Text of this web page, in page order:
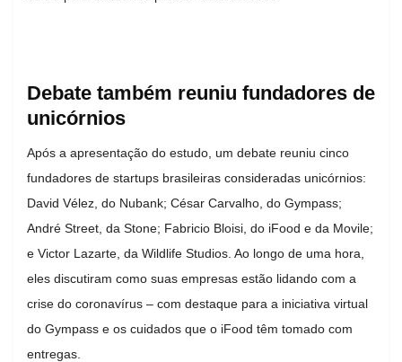
Debate também reuniu fundadores de
unicórnios
Após a apresentação do estudo, um debate reuniu cinco
fundadores de startups brasileiras consideradas unicórnios:
David Vélez, do Nubank; César Carvalho, do Gympass;
André Street, da Stone; Fabricio Bloisi, do iFood e da Movile;
e Victor Lazarte, da Wildlife Studios. Ao longo de uma hora,
eles discutiram como suas empresas estão lidando com a
crise do coronavírus – com destaque para a iniciativa virtual
do Gympass e os cuidados que o iFood têm tomado com
entregas.